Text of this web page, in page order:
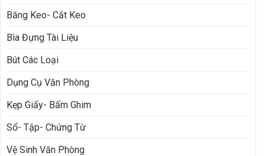
Băng Keo- Cắt Keo
Bìa Đựng Tài Liệu
Bút Các Loại
Dụng Cụ Văn Phòng
Kẹp Giấy- Bấm Ghim
Sổ- Tập- Chứng Từ
Vệ Sinh Văn Phòng